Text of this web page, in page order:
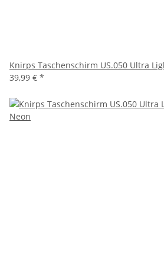
Knirps Taschenschirm US.050 Ultra
39,99 € *